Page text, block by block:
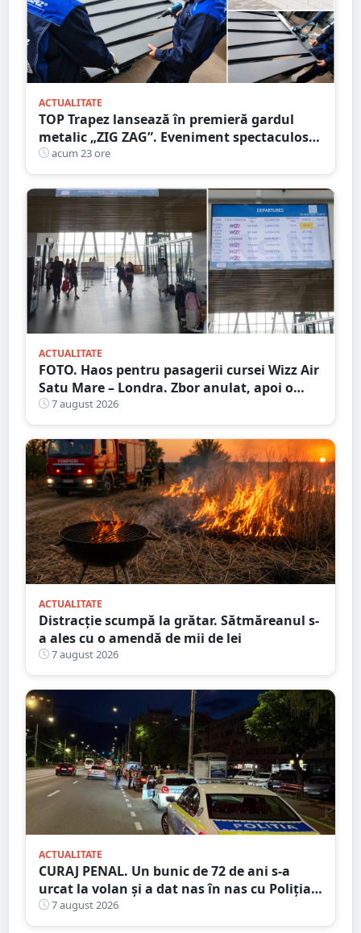
ACTUALITATE
TOP Trapez lansează în premieră gardul
metalic „ZIG ZAG”. Eveniment spectaculos
în Grădina Romei
acum 23 ore
ACTUALITATE
FOTO. Haos pentru pasagerii cursei Wizz Air
Satu Mare – Londra. Zbor anulat, apoi o
nouă întârziere. Fără explicații clare
7 august 2026
ACTUALITATE
Distracție scumpă la grătar. Sătmăreanul s-
a ales cu o amendă de mii de lei
7 august 2026
ACTUALITATE
CURAJ PENAL. Un bunic de 72 de ani s-a
urcat la volan și a dat nas în nas cu Poliția
Satu Mare
7 august 2026